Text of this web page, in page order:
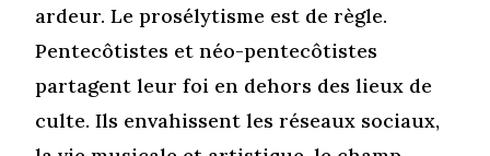
ardeur. Le prosélytisme est de règle.
Pentecôtistes et néo-pentecôtistes
partagent leur foi en dehors des lieux de
culte. Ils envahissent les réseaux sociaux,